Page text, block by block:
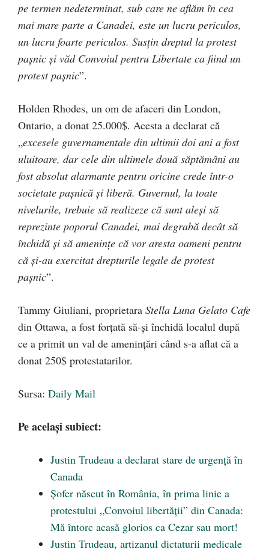
pe termen nedeterminat, sub care ne aflăm în cea
mai mare parte a Canadei, este un lucru periculos,
un lucru foarte periculos. Susțin dreptul la protest
pașnic și văd Convoiul pentru Libertate ca fiind un
protest pașnic”.
Holden Rhodes, un om de afaceri din London,
Ontario, a donat 25.000$. Acesta a declarat că
„excesele guvernamentale din ultimii doi ani a fost
uluitoare, dar cele din ultimele două săptămâni au
fost absolut alarmante pentru oricine crede într-o
societate pașnică și liberă. Guvernul, la toate
nivelurile, trebuie să realizeze că sunt aleși să
reprezinte poporul Canadei, mai degrabă decât să
închidă și să amenințe că vor aresta oameni pentru
că și-au exercitat drepturile legale de protest
pașnic”.
Tammy Giuliani, proprietara Stella Luna Gelato Cafe
din Ottawa, a fost forțată să-și închidă localul după
ce a primit un val de amenințări când s-a aflat că a
donat 250$ protestatarilor.
Sursa: Daily Mail
Pe același subiect:
Justin Trudeau a declarat stare de urgență în
Canada
Șofer născut în România, în prima linie a
protestului „Convoiul libertății” din Canada:
Mă întorc acasă glorios ca Cezar sau mort!
Justin Trudeau, artizanul dictaturii medicale